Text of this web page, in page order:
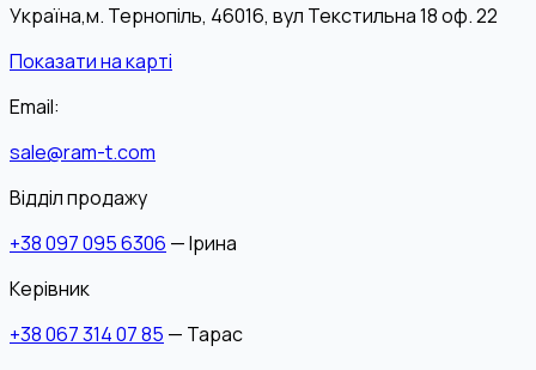
Україна,м. Тернопіль, 46016, вул Текстильна 18 оф. 22
Показати на карті
Email:
sale@ram-t.com
Відділ продажу
+38 097 095 6306 — Ірина
Керівник
+38 067 314 07 85 — Тарас